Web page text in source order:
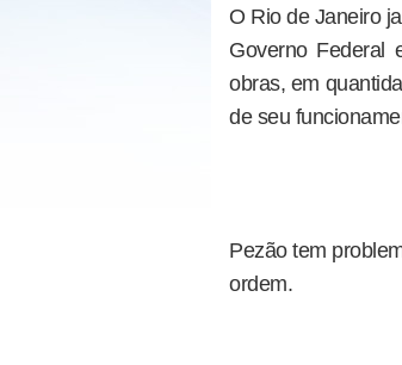
O Rio de Janeiro
Governo Federal
obras, em
de seu
Pezão tem
ordem.